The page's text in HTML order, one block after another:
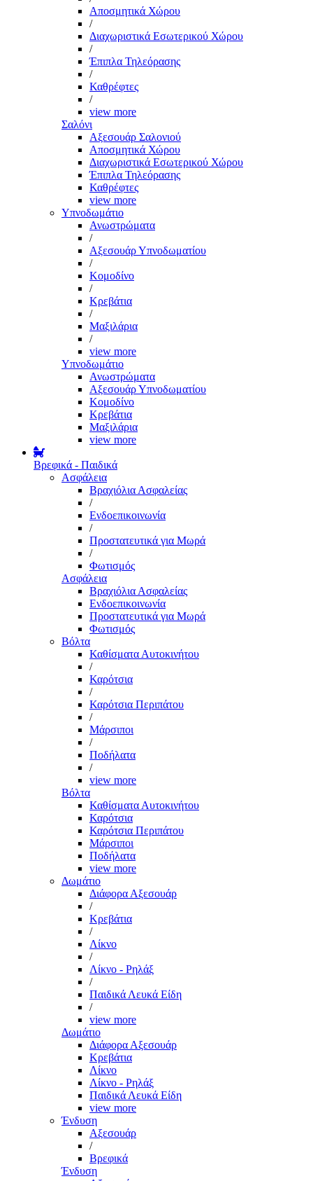
Αποσμητικά Χώρου
/
Διαχωριστικά Εσωτερικού Χώρου
/
Έπιπλα Τηλεόρασης
/
Καθρέφτες
/
view more
Σαλόνι
Αξεσουάρ Σαλονιού
Αποσμητικά Χώρου
Διαχωριστικά Εσωτερικού Χώρου
Έπιπλα Τηλεόρασης
Καθρέφτες
view more
Υπνοδωμάτιο
Ανωστρώματα
/
Αξεσουάρ Υπνοδωματίου
/
Κομοδίνο
/
Κρεβάτια
/
Μαξιλάρια
/
view more
Υπνοδωμάτιο
Ανωστρώματα
Αξεσουάρ Υπνοδωματίου
Κομοδίνο
Κρεβάτια
Μαξιλάρια
view more
Βρεφικά - Παιδικά
Ασφάλεια
Βραχιόλια Ασφαλείας
/
Ενδοεπικοινωνία
/
Προστατευτικά για Μωρά
/
Φωτισμός
Ασφάλεια
Βραχιόλια Ασφαλείας
Ενδοεπικοινωνία
Προστατευτικά για Μωρά
Φωτισμός
Βόλτα
Καθίσματα Αυτοκινήτου
/
Καρότσια
/
Καρότσια Περιπάτου
/
Μάρσιποι
/
Ποδήλατα
/
view more
Βόλτα
Καθίσματα Αυτοκινήτου
Καρότσια
Καρότσια Περιπάτου
Μάρσιποι
Ποδήλατα
view more
Δωμάτιο
Διάφορα Αξεσουάρ
/
Κρεβάτια
/
Λίκνο
/
Λίκνο - Ρηλάξ
/
Παιδικά Λευκά Είδη
/
view more
Δωμάτιο
Διάφορα Αξεσουάρ
Κρεβάτια
Λίκνο
Λίκνο - Ρηλάξ
Παιδικά Λευκά Είδη
view more
Ένδυση
Αξεσουάρ
/
Βρεφικά
Ένδυση